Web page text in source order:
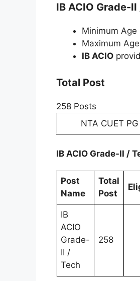
IB ACIO Grade-
Minimum Age
Maximum
IB ACIO
Total Post
258 Posts
NTA CUET
IB ACIO Grade-II /
Post
Name
Total
Post
IB
ACIO
Grade-
II /
Tech
258